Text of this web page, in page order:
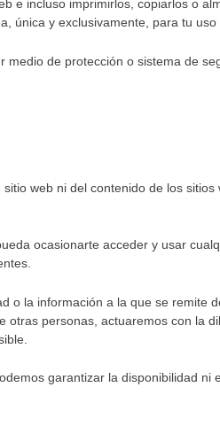
e incluso imprimirlos, copiarlos o
única y exclusivamente, para tu
de protección o sistema de
web ni del contenido de los
ocasionarte acceder y usar
o la información a la que se remite
personas, actuaremos con la
garantizar la disponibilidad ni